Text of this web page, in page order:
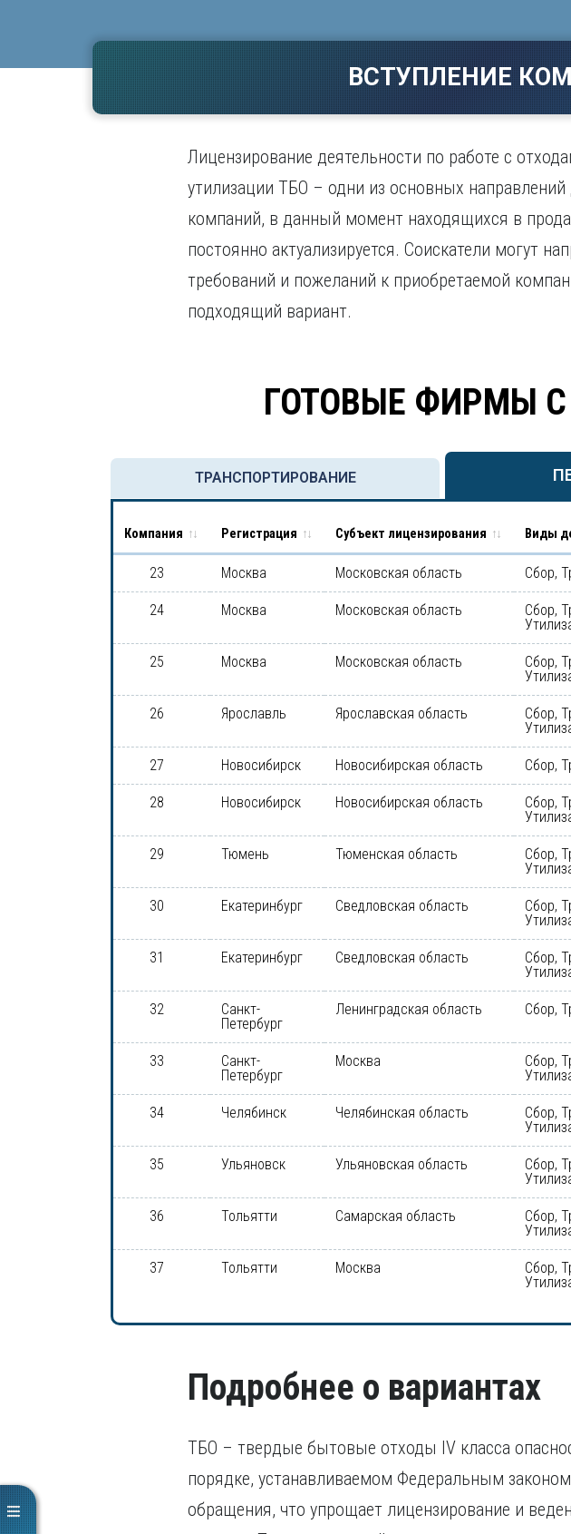
Воронеж
Е
Иваново
Ижевск
Н
ВСТУПЛЕНИЕ
Лицензирование деятельности по работе с
утилизации ТБО – одни из основных
компаний, в данный момент находящихся в
постоянно актуализируется. Соискатели могут
требований и пожеланий к приобретаемой
подходящий вариант.
ГОТОВЫЕ ФИРМЫ
ТРАНСПОРТИРОВАНИЕ
Компания Регистрация Субъект лицензирования Виды
23 Москва Московская область Сбор,
24 Москва Московская область
Сбор,
25 Москва Московская область
Сбор,
26 Ярославль Ярославская область
Сбор,
27 Новосибирск Новосибирская область Сбор,
28 Новосибирск Новосибирская область
Сбор,
29 Тюмень Тюменская область
Сбор,
30 Екатеринбург Сведловская область
Сбор,
31 Екатеринбург Сведловская область
Сбор,
32
Санкт-
Петербург
Ленинградская область Сбор,
33
Санкт-
Петербург
Москва
Сбор,
34 Челябинск Челябинская область
Сбор,
35 Ульяновск Ульяновская область
Сбор,
36 Тольятти Самарская область
Сбор,
37 Тольятти Москва
Сбор,
Подробнее о вариантах
ТБО – твердые бытовые отходы IV класса
порядке, устанавливаемом Федеральным
обращения, что упрощает лицензирование и